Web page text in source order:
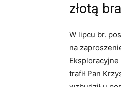
złotą
W lipcu br.
na
trafił Pan